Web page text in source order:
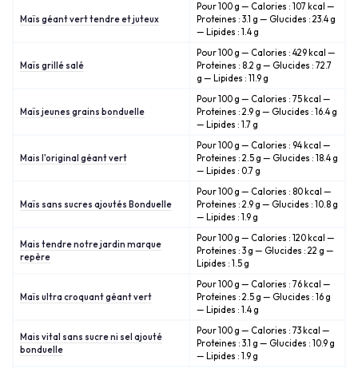
Maïs géant vert tendre et juteux
Pour 100 g — Calories : 107 kcal —
Proteines : 3.1 g — Glucides : 23.4 g
— Lipides : 1.4 g
Maïs grillé salé
Pour 100 g — Calories : 429 kcal —
Proteines : 8.2 g — Glucides : 72.7
g — Lipides : 11.9 g
Maïs jeunes grains bonduelle
Pour 100 g — Calories : 75 kcal —
Proteines : 2.9 g — Glucides : 16.4 g
— Lipides : 1.7 g
Mais l'original géant vert
Pour 100 g — Calories : 94 kcal —
Proteines : 2.5 g — Glucides : 18.4 g
— Lipides : 0.7 g
Maïs sans sucres ajoutés Bonduelle
Pour 100 g — Calories : 80 kcal —
Proteines : 2.9 g — Glucides : 10.8 g
— Lipides : 1.9 g
Mais tendre notre jardin marque
repère
Pour 100 g — Calories : 120 kcal —
Proteines : 3 g — Glucides : 22 g —
Lipides : 1.5 g
Maïs ultra croquant géant vert
Pour 100 g — Calories : 76 kcal —
Proteines : 2.5 g — Glucides : 16 g
— Lipides : 1.4 g
Mais vital sans sucre ni sel ajouté
bonduelle
Pour 100 g — Calories : 73 kcal —
Proteines : 3.1 g — Glucides : 10.9 g
— Lipides : 1.9 g